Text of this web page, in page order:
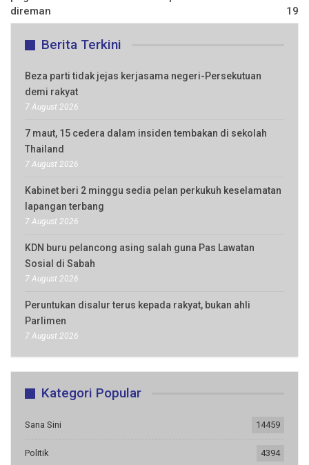
direman
19
Berita Terkini
Beza parti tidak jejas kerjasama negeri-Persekutuan
demi rakyat
7 August 2026
7 maut, 15 cedera dalam insiden tembakan di sekolah
Thailand
7 August 2026
Kabinet beri 2 minggu sedia pelan perkukuh keselamatan
lapangan terbang
7 August 2026
KDN buru pelancong asing salah guna Pas Lawatan
Sosial di Sabah
7 August 2026
Peruntukan disalur terus kepada rakyat, bukan ahli
Parlimen
7 August 2026
Kategori Popular
Sana Sini 14459
Politik 4394